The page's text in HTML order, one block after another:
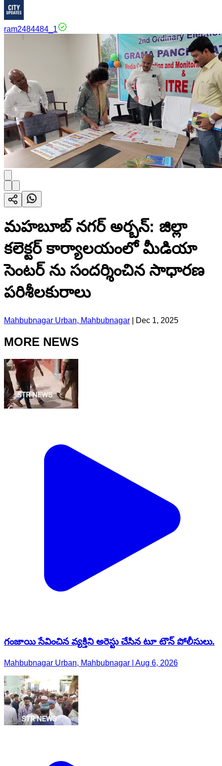
ram2484484_1
మహబూబ్ నగర్ అర్బన్: జిల్లా
కలెక్టర్ కార్యాలయంలో మీడియా
సెంటర్ ను సందర్శించిన సాధారణ
పరిశీలకురాలు
Mahbubnagar Urban, Mahbubnagar Dec 1, 2025
MORE NEWS
గంజాయి సేవించిన వ్యక్తిని అరెస్టు చేసిన టూ టౌన్ పోలీసులు.
Mahbubnagar Urban, Mahbubnagar | Aug 6, 2026